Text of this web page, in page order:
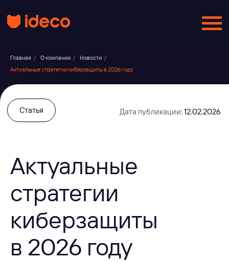
Главная / О компании / Новости /
Актуальные стратегии киберзащиты в 2026 году
Актуальные
стратегии
киберзащиты
в 2026 году